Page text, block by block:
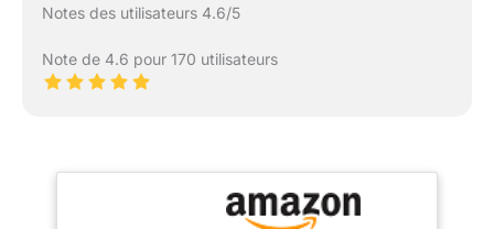
Notes des utilisateurs 4.6/5
Note de 4.6 pour 170 utilisateurs